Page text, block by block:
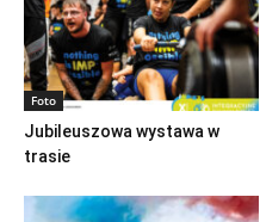
Foto
Jubileuszowa wystawa w
trasie